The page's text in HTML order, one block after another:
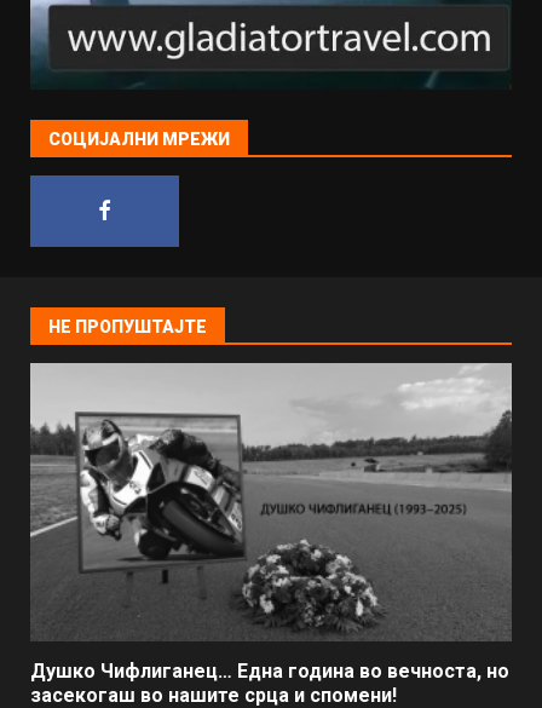
СОЦИЈАЛНИ МРЕЖИ
НЕ ПРОПУШТАЈТЕ
Душко Чифлиганец… Eдна година во вечноста, но
засекогаш во нашите срца и спомени!